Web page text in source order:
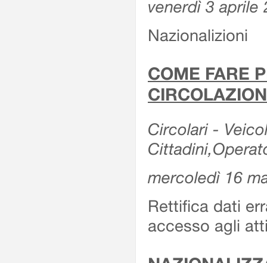
venerdì 3 aprile
Nazionalizioni
COME FARE
Circolari -
mercoledì 16
Rettifica dati
accesso agli